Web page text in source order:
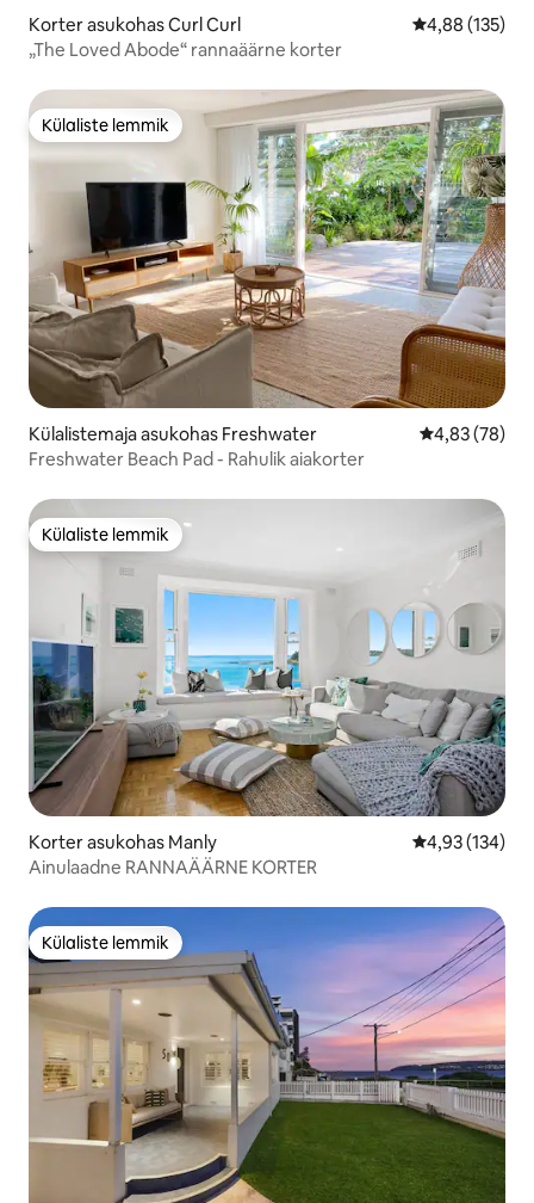
Korter asukohas Curl Curl Keskmine
4,88 (135)
„The Loved Abode“ rannaäärne korter
Külaliste lemmik
Külaliste lemmik
Külalistemaja asukohas Freshwater Keskmine
4,83 (78)
Freshwater Beach Pad - Rahulik aiakorter
Külaliste lemmik
Külaliste lemmik
Korter asukohas Manly Keskmine
4,93 (134)
Ainulaadne RANNAÄÄRNE KORTER
Külaliste lemmik
Külaliste lemmik